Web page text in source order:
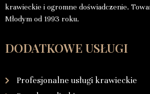
krawieckie i ogromne doświadczenie.
Młodym od 1993 roku.
DODATKOWE USŁUGI
Profesjonalne usługi krawieckie